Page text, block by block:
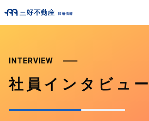
INTERVIEW
社員インタビュー